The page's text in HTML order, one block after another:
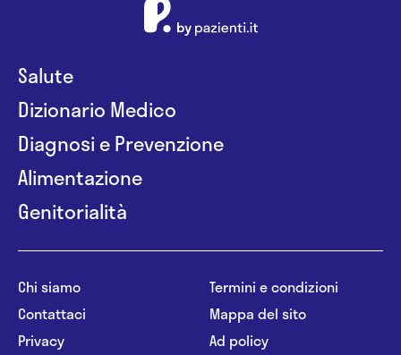
Salute
Dizionario Medico
Diagnosi e Prevenzione
Alimentazione
Genitorialità
Chi siamo
Contattaci
Privacy
Termini e condizioni
Mappa del sito
Ad policy